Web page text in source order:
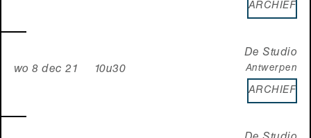
ARCHIEF
wo 8 dec 21 10u30
De Studio
Antwerpen
ARCHIEF